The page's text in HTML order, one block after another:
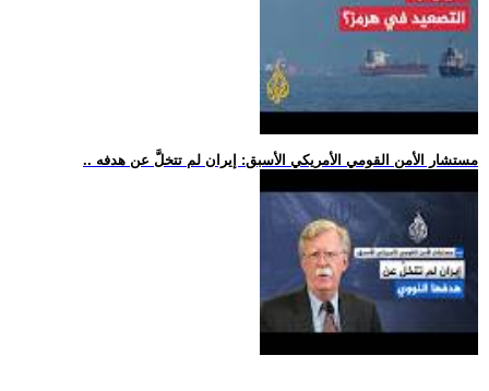
.. مستشار الأمن القومي الأمريكي الأسبق: إيران لم تتخلَّ عن هدفه